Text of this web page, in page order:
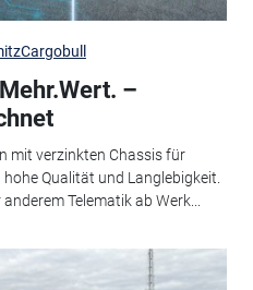
–
mit verzinkten Chassis für
Qualität und Langlebigkeit.
Telematik ab Werk...